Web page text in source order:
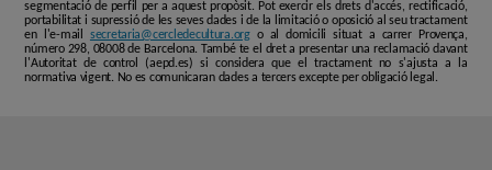
segmentació de perfil per a aquest propòsit. Pot exercir els drets d'accés, rectificació,
portabilitat i supressió de les seves dades i de la limitació o oposició al seu tractament
en l'e-mail secretaria@cercledecultura.orgo al domicili situat a carrer Provença,
número 298, 08008 de Barcelona. També te el dret a presentar una reclamació davant
l'Autoritat de control (aepd.es) si considera que el tractament no s'ajusta a la
normativa vigent. No es comunicaran dades a tercers excepte per obligació legal.